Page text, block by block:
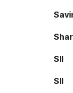
SII
SII